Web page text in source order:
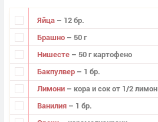
Яйца – 12 бр.
Брашно – 50 г
Нишесте – 50 г картофено
Бакпулвер – 1 бр.
Лимони – кора и сок от 1/2 лимон
Ванилия – 1 бр.